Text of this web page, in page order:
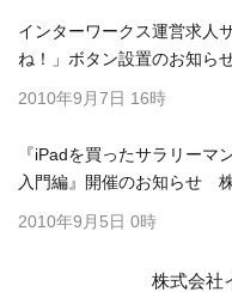
インターワークス運営求人
ね！」ボタン設置のお知ら
2010年9月7日 16時
『iPadを買ったサラリー
入門編』開催のお知らせ
2010年9月5日 0時
株式会社